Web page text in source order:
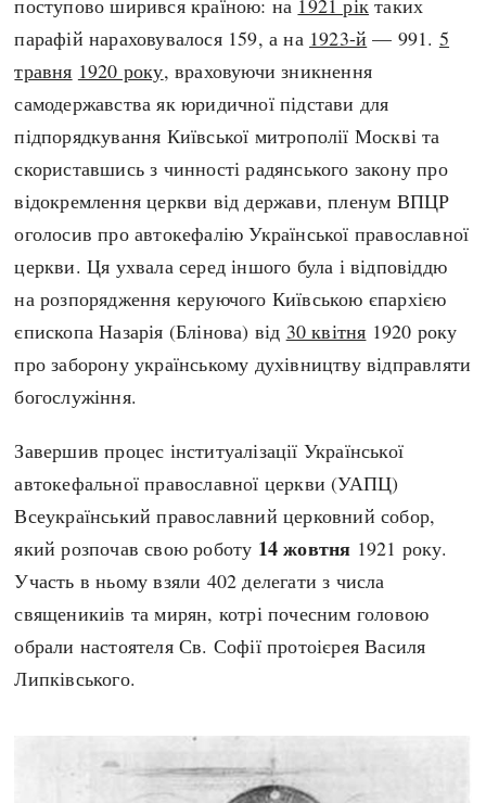
парафій нараховувалося 159, а на 1923-й — 991. 5
травня 1920 року, враховуючи зникнення
самодержавства як юридичної підстави для
підпорядкування Київської митрополії Москві та
скориставшись з чинності радянського закону про
відокремлення церкви від держави, пленум ВПЦР
оголосив про автокефалію Української православної
церкви. Ця ухвала серед іншого була і відповіддю
на розпорядження керуючого Київською єпархією
єпископа Назарія (Блінова) від 30 квітня 1920 року
про заборону українському духівництву відправляти
богослужіння.
Завершив процес інституалізації Української
автокефальної православної церкви (УАПЦ)
Всеукраїнський православний церковний собор,
який розпочав свою роботу 14 жовтня 1921 року.
Участь в ньому взяли 402 делегати з числа
священикиів та мирян, котрі почесним головою
обрали настоятеля Св. Софії протоієрея Василя
Липківського.